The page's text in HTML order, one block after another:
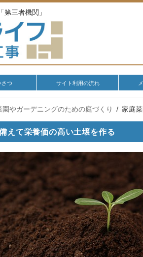
三者機関」
さつ サイト利用の流れ
やガーデニングのための庭づくり 家庭
えて栄養価の高い土壌を作る